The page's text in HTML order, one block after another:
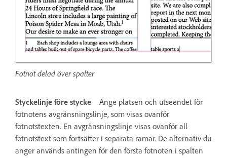
Fotnot delad över spalter
Styckelinje före stycke
Ange platsen och utseendet för
fotnotens avgränsningslinje, som visas ovanför
fotnotstexten. En avgränsningslinje visas ovanför all
fotnotstext som fortsätter i separata ramar. De alternativ du
anger används antingen för den första fotnoten i spalten